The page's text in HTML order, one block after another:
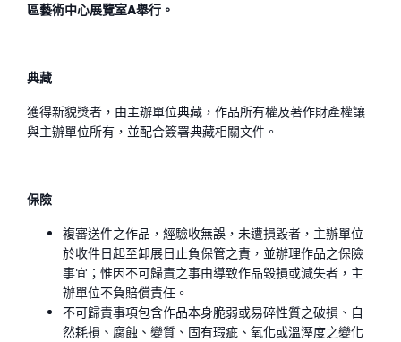
區藝術中心展覽室A舉行。
典藏
獲得新貌獎者，由主辦單位典藏，作品所有權及著作財產權讓
與主辦單位所有，並配合簽署典藏相關文件。
保險
複審送件之作品，經驗收無誤，未遭損毀者，主辦單位
於收件日起至卸展日止負保管之責，並辦理作品之保險
事宜；惟因不可歸責之事由導致作品毀損或減失者，主
辦單位不負賠償責任。
不可歸責事項包含作品本身脆弱或易碎性質之破損、自
然耗損、腐蝕、變質、固有瑕疵、氧化或溫溼度之變化